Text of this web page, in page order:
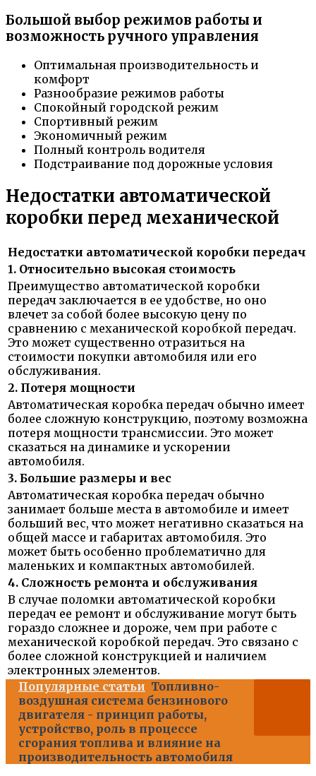
Большой выбор режимов работы и
возможность ручного управления
Оптимальная производительность и
комфорт
Разнообразие режимов работы
Спокойный городской режим
Спортивный режим
Экономичный режим
Полный контроль водителя
Подстраивание под дорожные условия
Недостатки автоматической
коробки перед механической
Недостатки автоматической коробки передач
1. Относительно высокая стоимость
Преимущество автоматической коробки
передач заключается в ее удобстве, но оно
влечет за собой более высокую цену по
сравнению с механической коробкой передач.
Это может существенно отразиться на
стоимости покупки автомобиля или его
обслуживания.
2. Потеря мощности
Автоматическая коробка передач обычно имеет
более сложную конструкцию, поэтому возможна
потеря мощности трансмиссии. Это может
сказаться на динамике и ускорении
автомобиля.
3. Большие размеры и вес
Автоматическая коробка передач обычно
занимает больше места в автомобиле и имеет
больший вес, что может негативно сказаться на
общей массе и габаритах автомобиля. Это
может быть особенно проблематично для
маленьких и компактных автомобилей.
4. Сложность ремонта и обслуживания
В случае поломки автоматической коробки
передач ее ремонт и обслуживание могут быть
гораздо сложнее и дороже, чем при работе с
механической коробкой передач. Это связано с
более сложной конструкцией и наличием
электронных элементов.
Популярные статьи Топливно-
воздушная система бензинового
двигателя - принцип работы,
устройство, роль в процессе
сгорания топлива и влияние на
производительность автомобиля